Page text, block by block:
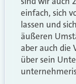
einfach, sich
lassen und
äußeren
aber auch die
über sein